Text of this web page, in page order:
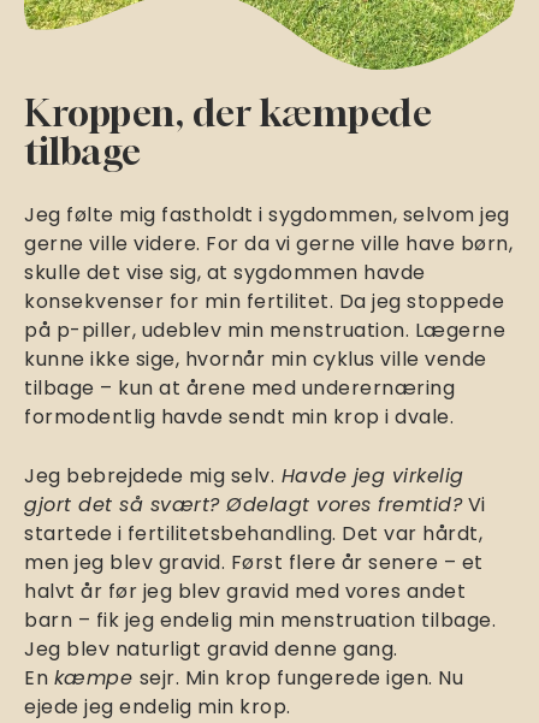
Kroppen, der kæmpede
tilbage
Jeg følte mig fastholdt i sygdommen, selvom jeg
gerne ville videre. For da vi gerne ville have børn,
skulle det vise sig, at sygdommen havde
konsekvenser for min fertilitet. Da jeg stoppede
på p-piller, udeblev min menstruation. Lægerne
kunne ikke sige, hvornår min cyklus ville vende
tilbage – kun at årene med underernæring
formodentlig havde sendt min krop i dvale.
Jeg bebrejdede mig selv. Havde jeg virkelig
gjort det så svært? Ødelagt vores fremtid?Vi
startede i fertilitetsbehandling. Det var hårdt,
men jeg blev gravid. Først flere år senere – et
halvt år før jeg blev gravid med vores andet
barn – fik jeg endelig min menstruation tilbage.
Jeg blev naturligt gravid denne gang.
En kæmpe sejr. Min krop fungerede igen. Nu
ejede jeg endelig min krop.